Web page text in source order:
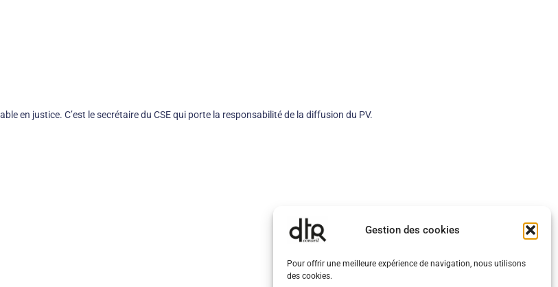
Gestion des cookies
Pour offrir une meilleure expérience de navigation, nous utilisons
des cookies.
en justice. C’est le secrétaire du CSE qui porte la responsabilité de la diffusion du PV.